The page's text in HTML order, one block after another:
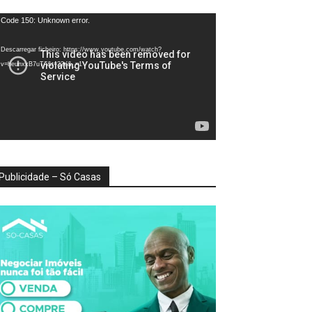
Code 150: Unknown error.
Descarregar ficheiro: https://www.youtube.com/watch?
v=heunxxB7uTA&t=22s&_=1
Publicidade – Só Casas